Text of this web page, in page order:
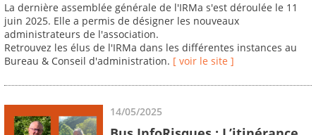
La dernière assemblée générale de l'IRMa s'est déroulée le 11
juin 2025. Elle a permis de désigner les nouveaux
administrateurs de l'association.
Retrouvez les élus de l'IRMa dans les différentes instances au
Bureau & Conseil d'administration. [ voir le site ]
14/05/2025